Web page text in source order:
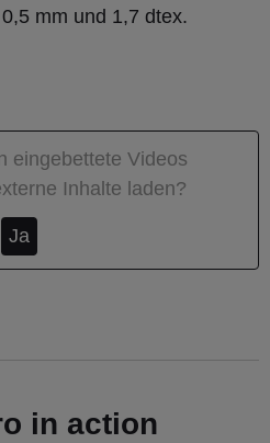
mm und 1,7 dtex.
eingebettete Videos
Inhalte laden?
Ja
in action